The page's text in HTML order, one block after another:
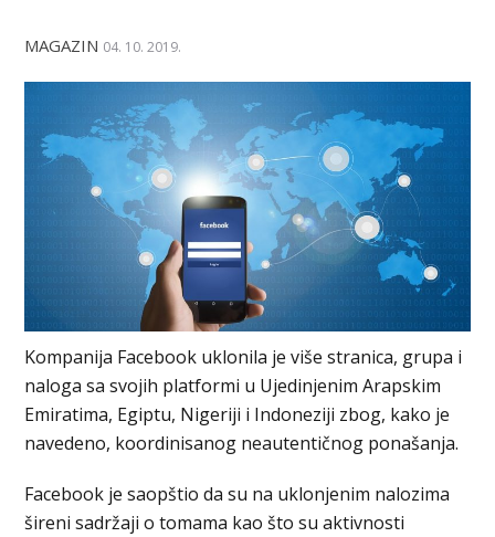
MAGAZIN 04. 10. 2019.
Kompanija Facebook uklonila je više stranica, grupa i
naloga sa svojih platformi u Ujedinjenim Arapskim
Emiratima, Egiptu, Nigeriji i Indoneziji zbog, kako je
navedeno, koordinisanog neautentičnog ponašanja.
Facebook je saopštio da su na uklonjenim nalozima
šireni sadržaji o tomama kao što su aktivnosti